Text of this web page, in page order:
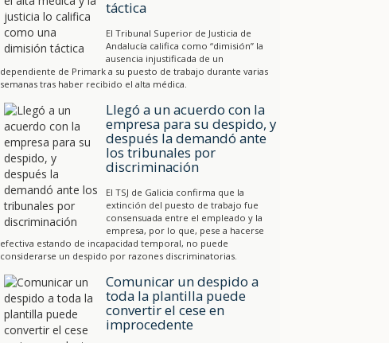
táctica
El Tribunal Superior de Justicia de
Andalucía califica como “dimisión” la
ausencia injustificada de un
dependiente de Primark a su puesto de trabajo durante varias
semanas tras haber recibido el alta médica.
Llegó a un acuerdo con la
empresa para su despido, y
después la demandó ante
los tribunales por
discriminación
El TSJ de Galicia confirma que la
extinción del puesto de trabajo fue
consensuada entre el empleado y la
empresa, por lo que, pese a hacerse
efectiva estando de incapacidad temporal, no puede
considerarse un despido por razones discriminatorias.
Comunicar un despido a
toda la plantilla puede
convertir el cese en
improcedente